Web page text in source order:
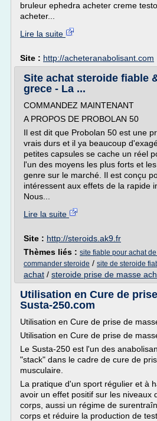
bruleur ephedra acheter creme
acheter...
Lire la suite
Site : http://acheteranabolisant.com
Site achat steroide fiable
grece - La ...
COMMANDEZ MAINTENANT
A PROPOS DE PROBOLAN 50
Il est dit que Probolan 50 est une
vrais durs et il ya beaucoup
petites capsules se cache un réel
l'un des moyens les plus forts et
genre sur le marché. Il est conçu
intéressent aux effets de la rapide
Nous...
Lire la suite
Site : http://steroids.ak9.fr
Thèmes liés : site fiable pour achat
commander steroide / site de steroide
achat / steroide prise de masse
Utilisation en Cure de
Susta-250.com
Utilisation en Cure de prise de
Utilisation en Cure de prise de
Le Susta-250 est l'un des
"stack" dans le cadre de cure de
musculaire.
La pratique d'un sport régulier et à
avoir un effet positif sur les niveaux
corps, aussi un régime de
corps et réduire la production de